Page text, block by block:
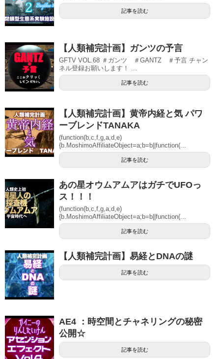
記事を読む
【人類補完計画】ガンツの予言
GFTV VOL.68 ＃ガンツ ＃GANTZ ＃予言 チャン
ネル登録お願いします！ ...
記事を読む
【人類補完計画】黄帝内経と気 パワ
ーブレンドTANAKA
(function(b,c,f,g,a,d,e)
{b.MoshimoAffiliateObject=a;b=b||function(...
記事を読む
あの星オウムアムアはガチでUFOっ
ス！！！
(function(b,c,f,g,a,d,e)
{b.MoshimoAffiliateObject=a;b=b||function(...
記事を読む
【人類補完計画】易経とDNAの謎
記事を読む
AE4 ：時空間とチャネリングの秘密
公開☆
記事を読む